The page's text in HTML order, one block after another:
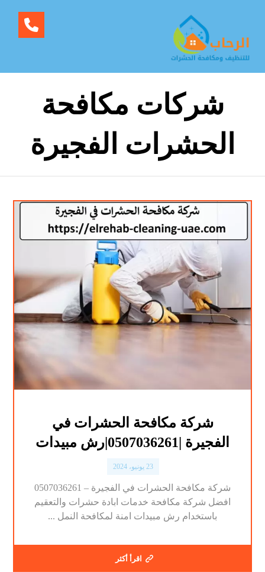
شركات مكافحة
الحشرات الفجيرة
شركة مكافحة الحشرات في
الفجيرة |0507036261|رش مبيدات
23 يونيو، 2024
شركة مكافحة الحشرات في الفجيرة – 0507036261
افضل شركة مكافحة خدمات ابادة حشرات والتعقيم
باستخدام رش مبيدات امنة لمكافحة النمل ...
اقرأ أكثر